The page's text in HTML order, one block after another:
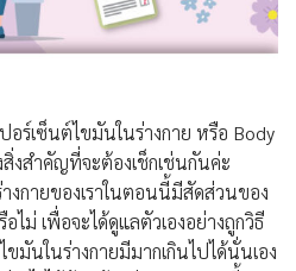
อร์เซ็นต์ไขมันในร่างกาย หรือ Body
งสำคัญที่จะต้องเช็กเช่นกันค่ะ
งกายของเราในตอนนี้มีสัดส่วนของ
ไม่ เพื่อจะได้ดูแลตัวเองอย่างถูกวิธี
มันในร่างกายมีมากเกินไปได้นั่นเอง